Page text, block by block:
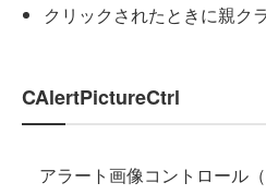
クリックされたときに親ク
CAlertPictureCtrl
アラート画像コントロール（